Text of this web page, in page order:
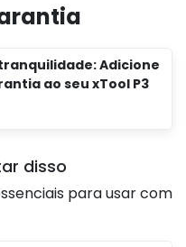
€s/iva
Adicione
ao seu xTool P3
disso
para usar com